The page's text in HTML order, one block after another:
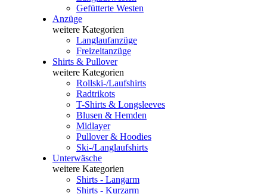
Gefütterte Westen
Anzüge
weitere Kategorien
Langlaufanzüge
Freizeitanzüge
Shirts & Pullover
weitere Kategorien
Rollski-/Laufshirts
Radtrikots
T-Shirts & Longsleeves
Blusen & Hemden
Midlayer
Pullover & Hoodies
Ski-/Langlaufshirts
Unterwäsche
weitere Kategorien
Shirts - Langarm
Shirts - Kurzarm